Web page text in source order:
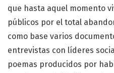
que hasta aquel momento
públicos por el total
como base varios
entrevistas con líderes
poemas producidos por